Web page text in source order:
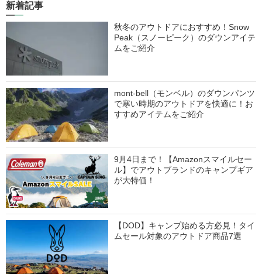
新着記事
秋冬のアウトドアにおすすめ！Snow
Peak（スノーピーク）のダウンアイテ
ムをご紹介
mont-bell（モンベル）のダウンパンツ
で寒い時期のアウトドアを快適に！お
すすめアイテムをご紹介
9月4日まで！【Amazonスマイルセー
ル】でアウトブランドのキャンプギア
が大特価！
【DOD】キャンプ始める方必見！タイ
ムセール対象のアウトドア商品7選